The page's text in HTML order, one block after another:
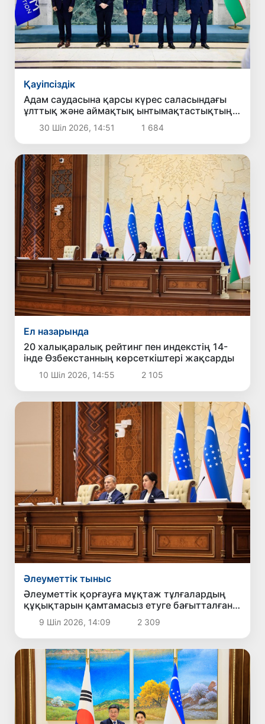
Қауіпсіздік
Адам саудасына қарсы күрес саласындағы
ұлттық және аймақтық ынтымақтастықтың
жаңа басым бағыттары белгіленді
30 Шіл 2026, 14:51 1 684
Ел назарында
20 халықаралық рейтинг пен индекстің 14-
інде Өзбекстанның көрсеткіштері жақсарды
10 Шіл 2026, 14:55 2 105
Әлеуметтік тыныс
Әлеуметтік қорғауға мұқтаж тұлғалардың
құқықтарын қамтамасыз етуге бағытталған
заң мақұлданды
9 Шіл 2026, 14:09 2 309